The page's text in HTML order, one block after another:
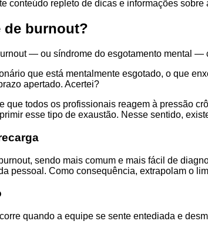
conteúdo repleto de dicas e informações sobre
de burnout?
— ou síndrome do esgotamento mental
que está mentalmente esgotado, o que
apertado. Acertei?
que todos os profissionais reagem à pressão
esse tipo de exaustão. Nesse sentido,
sendo mais comum e mais fácil de
pessoal. Como consequência, extrapolam o
quando a equipe se sente entediada e